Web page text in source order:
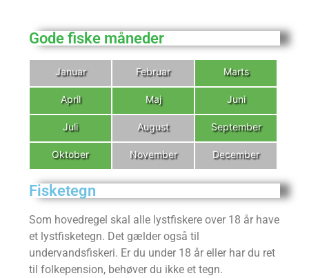
Gode fiske måneder
Januar Februar Marts
April Maj Juni
Juli August September
Oktober November December
Fisketegn
Som hovedregel skal alle lystfiskere over 18 år have
et lystfisketegn. Det gælder også til
undervandsfiskeri. Er du under 18 år eller har du ret
til folkepension, behøver du ikke et tegn.